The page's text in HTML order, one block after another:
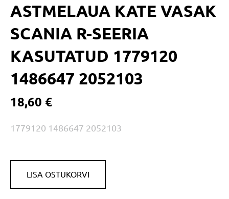
ASTMELAUA KATE VASAK
SCANIA R-SEERIA
KASUTATUD 1779120
1486647 2052103
18,60 €
1779120 1486647 2052103
LISA OSTUKORVI